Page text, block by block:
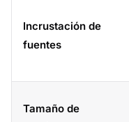
Incrustación de
fuentes
Tamaño de